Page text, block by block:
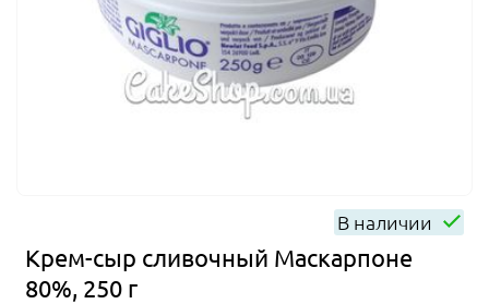
В наличии
Крем-сыр сливочный Маскарпоне
80%, 250 г